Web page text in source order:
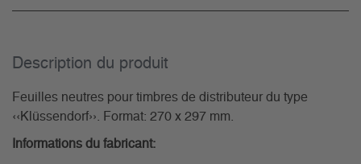
Description du­ produit
Feuilles neutres pour timbres de distributeur du type
‹‹Klüssendorf››. Format: 270 x 297 mm.
Informations du fabricant: